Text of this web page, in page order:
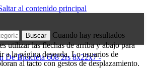
al contenido principal
Buscar
Cuando hay resultados
utilizar las flechas de arriba y abajo para
a la página deseada. Lo usuarios de
al tacto con gestos de desplazamiento.